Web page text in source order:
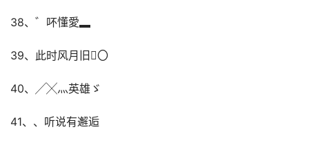
38、゛吥懂愛▂
39、此时风月旧〇
40、╱╳灬英雄ゞ
41、、听说有邂逅